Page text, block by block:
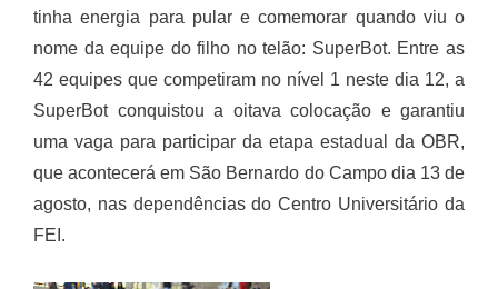
tinha energia para pular e comemorar quando viu o
nome da equipe do filho no telão: SuperBot. Entre as
42 equipes que competiram no nível 1 neste dia 12, a
SuperBot conquistou a oitava colocação e garantiu
uma vaga para participar da etapa estadual da OBR,
que acontecerá em São Bernardo do Campo dia 13 de
agosto, nas dependências do Centro Universitário da
FEI.